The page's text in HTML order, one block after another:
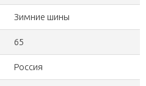
Зимние шины
65
Россия